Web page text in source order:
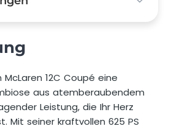
12C Coupé eine
aus atemberaubendem
Leistung, die Ihr Herz
Mit seiner kraftvollen 625 PS
vor Buchung 7,00 €
nach Buchung 9,00 €